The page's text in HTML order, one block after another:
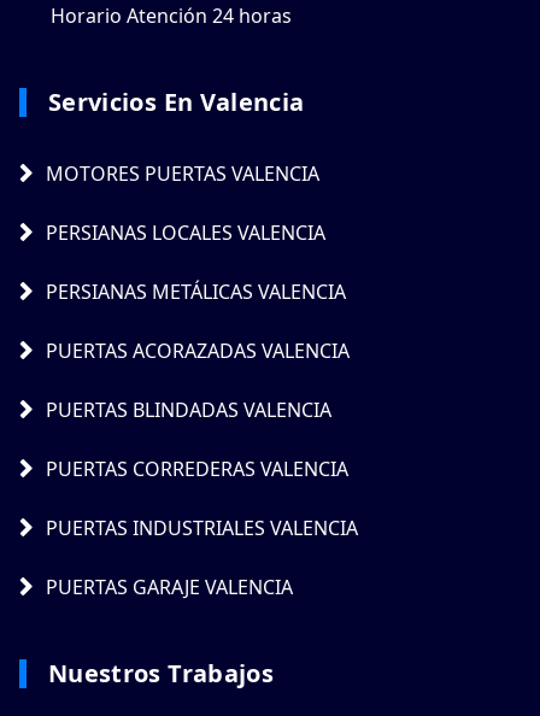
Horario Atención 24 horas
Servicios En Valencia
MOTORES PUERTAS VALENCIA
PERSIANAS LOCALES VALENCIA
PERSIANAS METÁLICAS VALENCIA
PUERTAS ACORAZADAS VALENCIA
PUERTAS BLINDADAS VALENCIA
PUERTAS CORREDERAS VALENCIA
PUERTAS INDUSTRIALES VALENCIA
PUERTAS GARAJE VALENCIA
Nuestros Trabajos